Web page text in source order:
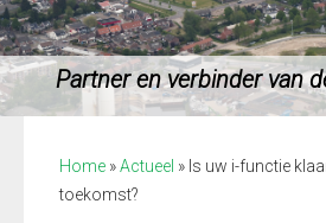
Partner en verbinder van
Home »Actueel » Is uw i-functie
toekomst?